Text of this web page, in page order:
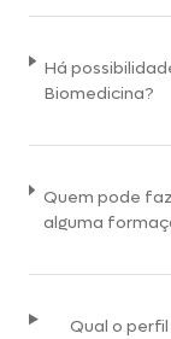
Há
Biomedicina?
Quem pode
alguma
Qual o